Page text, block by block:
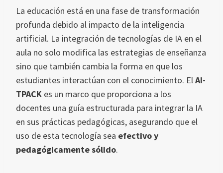
La educación está en una fase de transformación
profunda debido al impacto de la inteligencia
artificial. La integración de tecnologías de IA en el
aula no solo modifica las estrategias de enseñanza
sino que también cambia la forma en que los
estudiantes interactúan con el conocimiento. ElAI-
TPACK es un marco que proporciona a los
docentes una guía estructurada para integrar la IA
en sus prácticas pedagógicas, asegurando que el
uso de esta tecnología sea efectivo y
pedagógicamente sólido.